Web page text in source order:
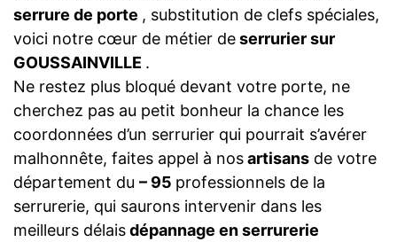
serrure de porte , substitution de clefs spéciales,
voici notre cœur de métier deserrurier sur
GOUSSAINVILLE .
Ne restez plus bloqué devant votre porte, ne
cherchez pas au petit bonheur la chance les
coordonnées d’un serrurier qui pourrait s’avérer
malhonnête, faites appel à nosartisans de votre
département du – 95 professionnels de la
serrurerie, qui saurons intervenir dans les
meilleurs délaisdépannage en serrurerie